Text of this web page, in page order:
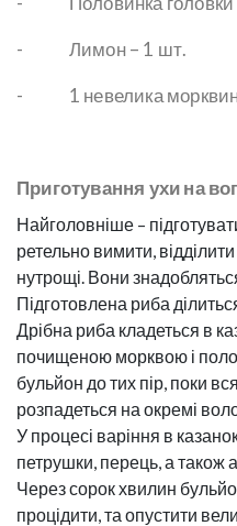
- Лимон – 1 шт.
- 1 невелика
Приготування ухи на
Найголовніше –
ретельно вимити,
нутрощі. Вони
Підготовлена риба
Дрібна риба кладеться в
почищеною морквою і
бульйон до тих пір, поки
розпадеться на окремі
У процесі варіння в
петрушки, перець, а також
Через сорок хвилин
процідити, та опустити